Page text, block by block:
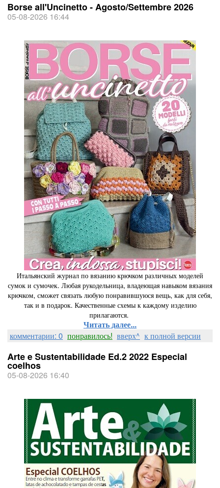
Borse all'Uncinetto - Agosto/Settembre 2026
05-08-2026 16:44
Итальянский журнал по вязанию крючком различных моделей
сумок и сумочек. Любая рукодельница, владеющая навыком вязания
крючком, сможет связать любую понравившуюся вещь, как для себя,
так и в подарок. Качественные схемы к каждому изделию
прилагаются.
Читать далее...
комментарии: 0 понравилось! вверх^ к полной версии
Arte e Sustentabilidade Ed.2 2022 Especial
coelhos
05-08-2026 16:40